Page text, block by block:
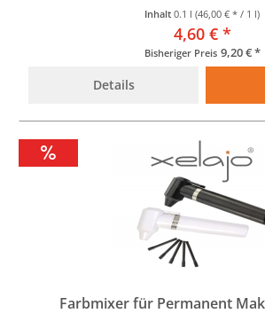
Inhalt0.1 l(46,00 € * / 1 l)
4,60 € *
Bisheriger Preis 9,20 € *
Details
Farbmixer für Permanent